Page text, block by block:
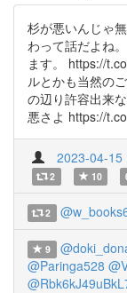
杉が悪いんじゃ
わって話だよね
ます。 https://
ルとかも当然の
の辺り許容出来
悪さよ https://
2023-04-15
2 10
2
9
@Paringa528